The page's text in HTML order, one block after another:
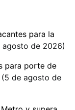
para la
agosto de 2026
para porte de
5 de agosto de